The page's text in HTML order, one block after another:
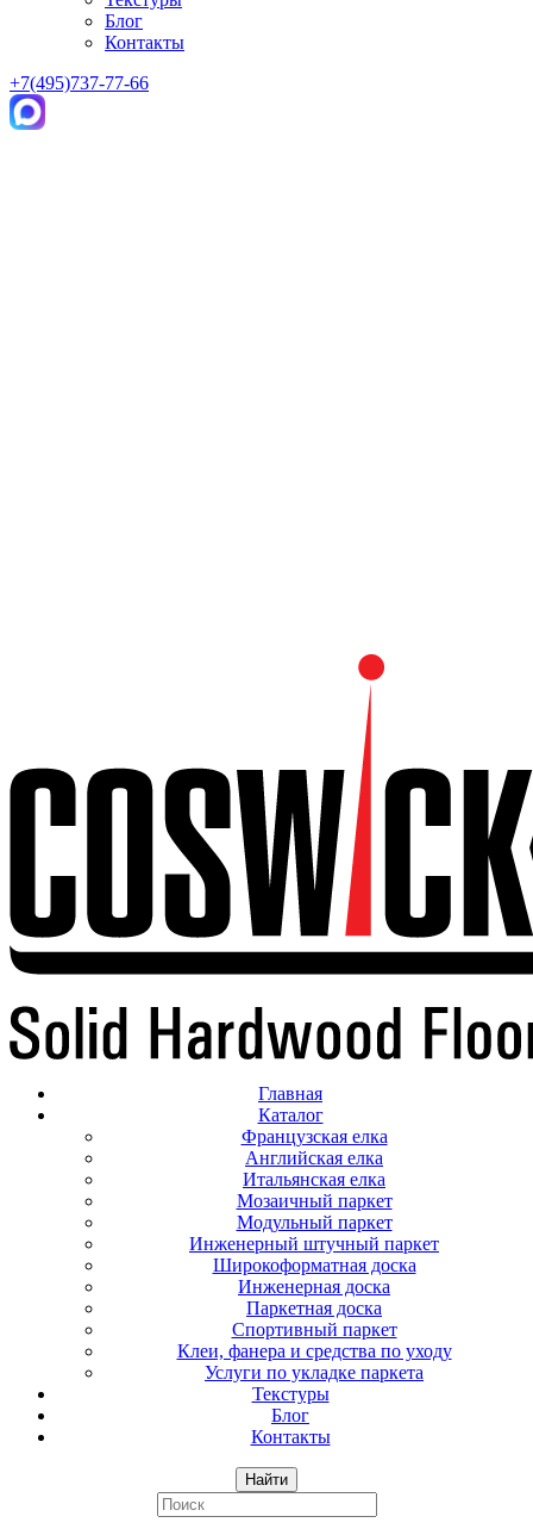
Блог
Контакты
+7(495)737-77-66
Главная
Каталог
Французская елка
Английская елка
Итальянская елка
Мозаичный паркет
Модульный паркет
Инженерный штучный паркет
Широкоформатная доска
Инженерная доска
Паркетная доска
Спортивный паркет
Клеи, фанера и средства по уходу
Услуги по укладке паркета
Текстуры
Блог
Контакты
Найти